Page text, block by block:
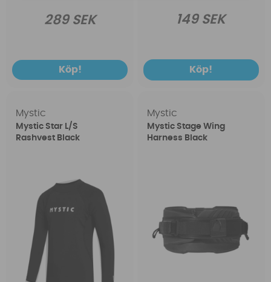
289 SEK
Köp!
149 SEK
Köp!
Mystic
Mystic Star L/S
Rashvest Black
Mystic
Mystic Stage Wing
Harness Black